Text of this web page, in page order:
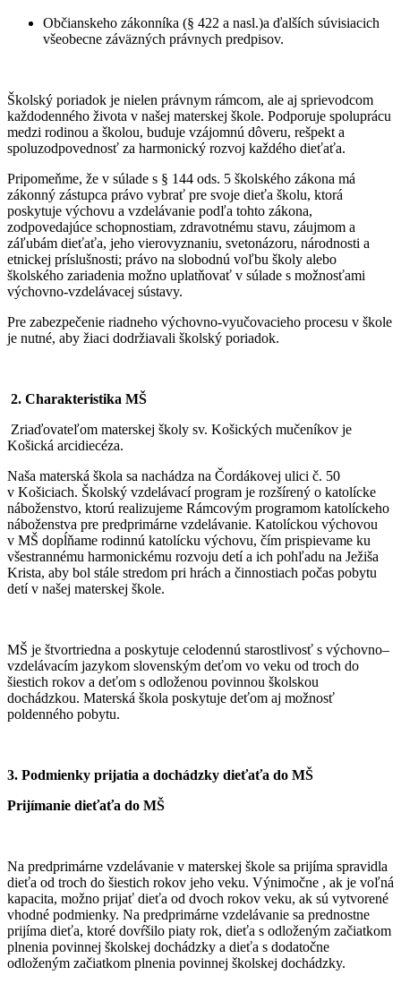
Občianskeho zákonníka (§ 422 a nasl.)a ďalších súvisiacich
všeobecne záväzných právnych predpisov.
Školský poriadok je nielen právnym rámcom, ale aj sprievodcom
každodenného života v našej materskej škole. Podporuje spoluprácu
medzi rodinou a školou, buduje vzájomnú dôveru, rešpekt a
spoluzodpovednosť za harmonický rozvoj každého dieťaťa.
Pripomeňme, že v súlade s § 144 ods. 5 školského zákona má
zákonný zástupca právo vybrať pre svoje dieťa školu, ktorá
poskytuje výchovu a vzdelávanie podľa tohto zákona,
zodpovedajúce schopnostiam, zdravotnému stavu, záujmom a
záľubám dieťaťa, jeho vierovyznaniu, svetonázoru, národnosti a
etnickej príslušnosti; právo na slobodnú voľbu školy alebo
školského zariadenia možno uplatňovať v súlade s možnosťami
výchovno-vzdelávacej sústavy.
Pre zabezpečenie riadneho výchovno-vyučovacieho procesu v škole
je nutné, aby žiaci dodržiavali školský poriadok.
2. Charakteristika MŠ
Zriaďovateľom materskej školy sv. Košických mučeníkov je
Košická arcidiecéza.
Naša materská škola sa nachádza na Čordákovej ulici č. 50
v Košiciach. Školský vzdelávací program je rozšírený o katolícke
náboženstvo, ktorú realizujeme Rámcovým programom katolíckeho
náboženstva pre predprimárne vzdelávanie. Katolíckou výchovou
v MŠ dopĺňame rodinnú katolícku výchovu, čím prispievame ku
všestrannému harmonickému rozvoju detí a ich pohľadu na Ježiša
Krista, aby bol stále stredom pri hrách a činnostiach počas pobytu
detí v našej materskej škole.
MŠ je štvortriedna a poskytuje celodennú starostlivosť s výchovno–
vzdelávacím jazykom slovenským deťom vo veku od troch do
šiestich rokov a deťom s odloženou povinnou školskou
dochádzkou. Materská škola poskytuje deťom aj možnosť
poldenného pobytu.
3. Podmienky prijatia a dochádzky dieťaťa do MŠ
Prijímanie dieťaťa do MŠ
Na predprimárne vzdelávanie v materskej škole sa prijíma spravidla
dieťa od troch do šiestich rokov jeho veku. Výnimočne , ak je voľná
kapacita, možno prijať dieťa od dvoch rokov veku, ak sú vytvorené
vhodné podmienky. Na predprimárne vzdelávanie sa prednostne
prijíma dieťa, ktoré dovŕšilo piaty rok, dieťa s odloženým začiatkom
plnenia povinnej školskej dochádzky a dieťa s dodatočne
odloženým začiatkom plnenia povinnej školskej dochádzky.